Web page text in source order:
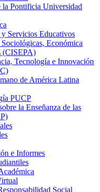
la Pontificia Universidad
Servicios Educativos
Económica
(CISEPA)
Tecnología e Innovación
de América Latina
PUCP
la Enseñanza de las
e Informes
Social